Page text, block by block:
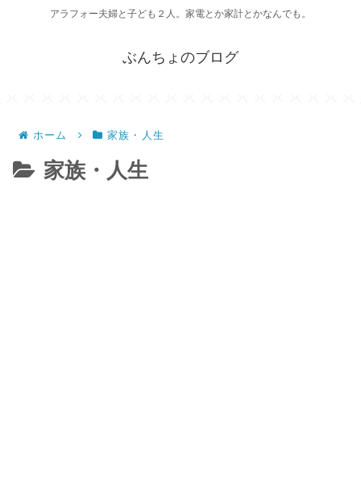
アラフォー夫婦と子ども２人。家電とか家計とかなんでも。
ぶんちょのブログ
ホーム 家族・人生
家族・人生